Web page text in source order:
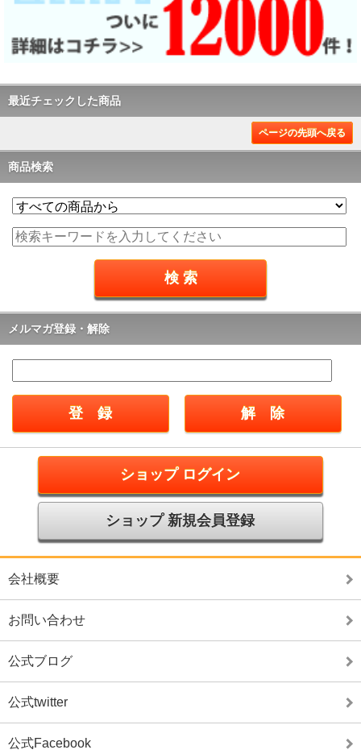
最近チェックした商品
ページの先頭へ戻る
商品検索
メルマガ登録・解除
ショップ ログイン
ショップ 新規会員登録
会社概要
お問い合わせ
公式ブログ
公式twitter
公式Facebook